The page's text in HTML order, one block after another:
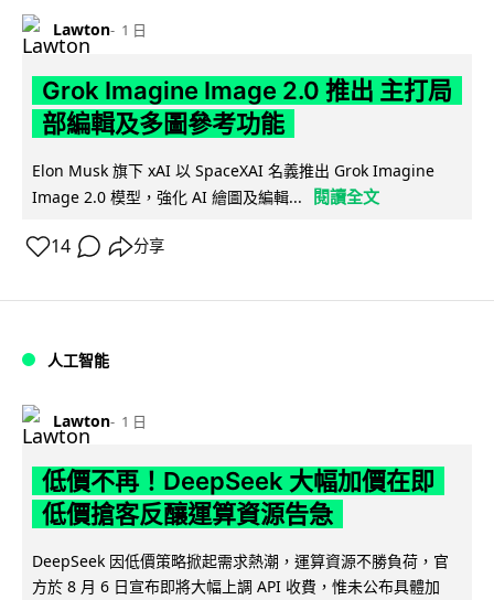
Lawton 1 日
Grok Imagine Image 2.0 推出 主打局
部編輯及多圖參考功能
Elon Musk 旗下 xAI 以 SpaceXAI 名義推出 Grok Imagine
Image 2.0 模型，強化 AI 繪圖及編輯...
閱讀全文
14 分享
人工智能
Lawton 1 日
低價不再！DeepSeek 大幅加價在即
低價搶客反釀運算資源告急
DeepSeek 因低價策略掀起需求熱潮，運算資源不勝負荷，官
方於 8 月 6 日宣布即將大幅上調 API 收費，惟未公布具體加